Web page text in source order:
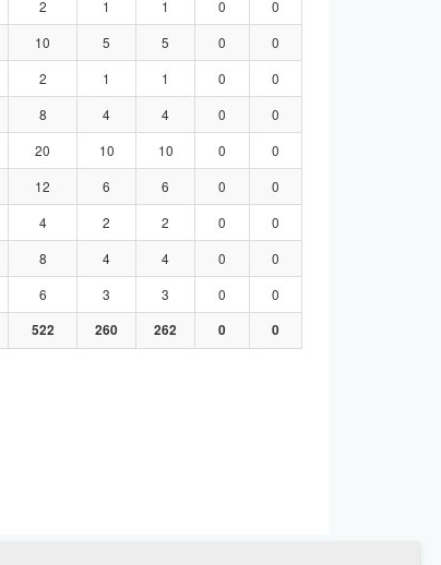
2 1 1 0
0
10 5 5 0
0
2 1 1 0
0
8 4 4 0
0
20 10 10 0
0
12 6 6 0
0
4 2 2 0
0
8 4 4 0
0
6 3 3 0
0
522 260 262 0 0